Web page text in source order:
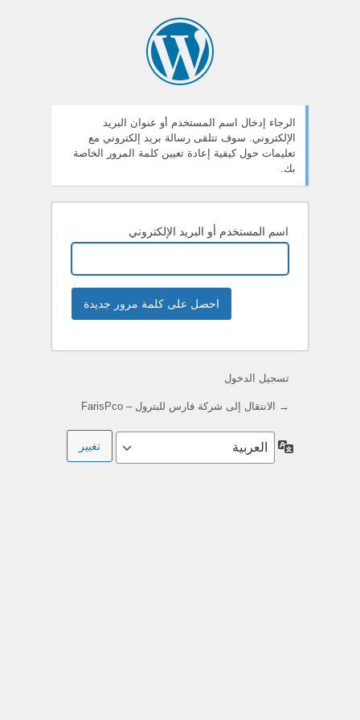
الرجاء إدخال اسم المستخدم أو عنوان البريد
الإلكتروني. سوف تتلقى رسالة بريد إلكتروني مع
تعليمات حول كيفية إعادة تعيين كلمة المرور الخاصة
بك.
اسم المستخدم أو البريد الإلكتروني
تسجيل الدخول
→ الانتقال إلى شركة فارس للبترول – FarisPco
اللغة